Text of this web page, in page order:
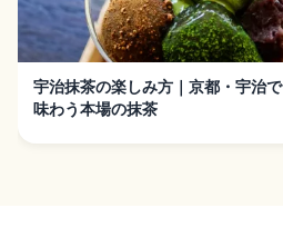
宇治抹茶の楽しみ方｜京都・宇治で
味わう本場の抹茶